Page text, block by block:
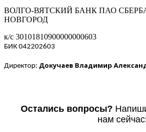
ВОЛГО-ВЯТСКИЙ БАНК ПАО
НОВГОРОД
к/с 30101810900000000603
БИК 042202603
Директор: Докучаев Владимир
Остались вопросы?
нам